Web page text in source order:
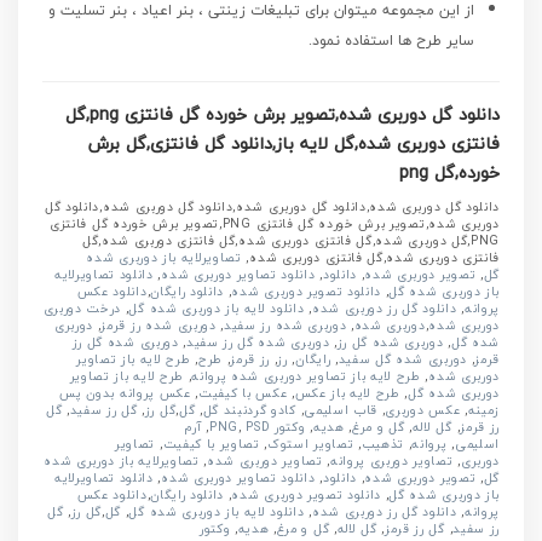
از این مجموعه میتوان برای تبلیغات زینتی ، بنر اعیاد ، بنر تسلیت و
سایر طرح ها استفاده نمود.
دانلود گل دوربری شده,تصویر برش خورده گل فانتزی png,گل
فانتزی دوربری شده,گل لایه باز,دانلود گل فانتزی,گل برش
خورده,گل png
دانلود گل دوربری شده,دانلود گل دوربری شده,دانلود گل دوربری شده,دانلود گل
دوربری شده,تصویر برش خورده گل فانتزی PNG,تصویر برش خورده گل فانتزی
PNG,گل دوربری شده,گل فانتزی دوربری شده,گل فانتزی دوربری شده,گل
فانتزی دوربری شده,گل فانتزی دوربری شده, تصاویرلایه باز دوربری شده
گل, تصویر دوربری شده, دانلود, دانلود تصاویر دوربری شده, دانلود تصاویرلایه
باز دوربری شده گل, دانلود تصویر دوربری شده, دانلود رایگان,دانلود عکس
پروانه, دانلود گل رز دوربری شده, دانلود لایه باز دوربری شده گل, درخت دوربری
دوربری شده,دوربری شده, دوربری شده رز سفید, دوربری شده رز قرمز, دوربری
شده گل, دوربری شده گل رز, دوربری شده گل رز سفید, دوربری شده گل رز
قرمز, دوربری شده گل سفید, رایگان, رز, رز قرمز, طرح, طرح لایه باز تصاویر
دوربری شده, طرح لایه باز تصاویر دوربری شده پروانه, طرح لایه باز تصاویر
دوربری شده گل, طرح لایه باز عکس, عکس با کیفیت, عکس پروانه بدون پس
زمینه, عکس دوربری, قاب اسلیمی, کادو گردنبند گل, گل,گل رز, گل رز سفید, گل
رز قرمز, گل لاله, گل و مرغ, هدیه, وکتور PNG, PSD
,آرم
اسلیمی, پروانه, تذهیب, تصاویر استوک, تصاویر با کیفیت, تصاویر
دوربری, تصاویر دوربری پروانه, تصاویر دوربری شده, تصاویرلایه باز دوربری شده
گل, تصویر دوربری شده, دانلود, دانلود تصاویر دوربری شده, دانلود تصاویرلایه
باز دوربری شده گل, دانلود تصویر دوربری شده, دانلود رایگان,دانلود عکس
پروانه, دانلود گل رز دوربری شده, دانلود لایه باز دوربری شده گل, گل,گل رز, گل
رز سفید, گل رز قرمز, گل لاله, گل و مرغ, هدیه, وکتور